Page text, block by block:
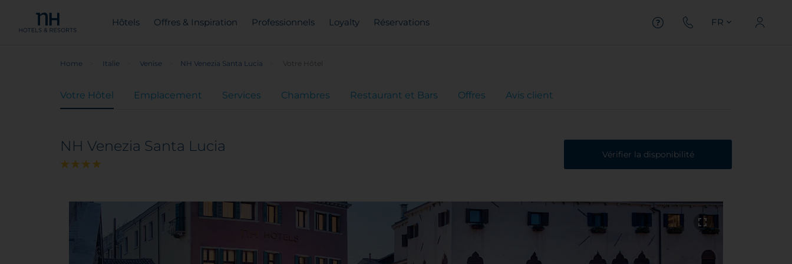
Hôtels Offres & Inspiration Professionnels Loyalty Réservations FR
Home Italie Venise NH Venezia Santa Lucia Votre Hôtel
Votre Hôtel Emplacement Services Chambres Restaurant et Bars Offres Avis client
NH Venezia Santa Lucia Vérifier la disponibilité